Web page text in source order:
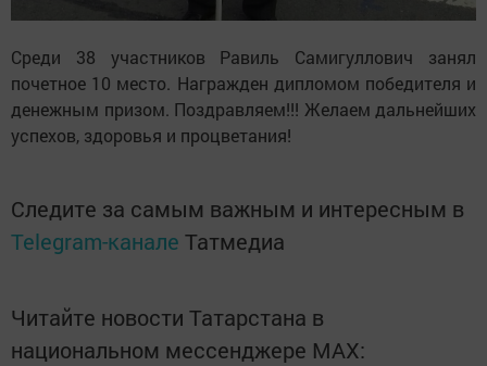
Среди 38 участников Равиль Самигуллович занял
почетное 10 место. Награжден дипломом победителя и
денежным призом. Поздравляем!!! Желаем дальнейших
успехов, здоровья и процветания!
Следите за самым важным и интересным в
Telegram-канале Татмедиа
Читайте новости Татарстана в
национальном мессенджере MАХ: